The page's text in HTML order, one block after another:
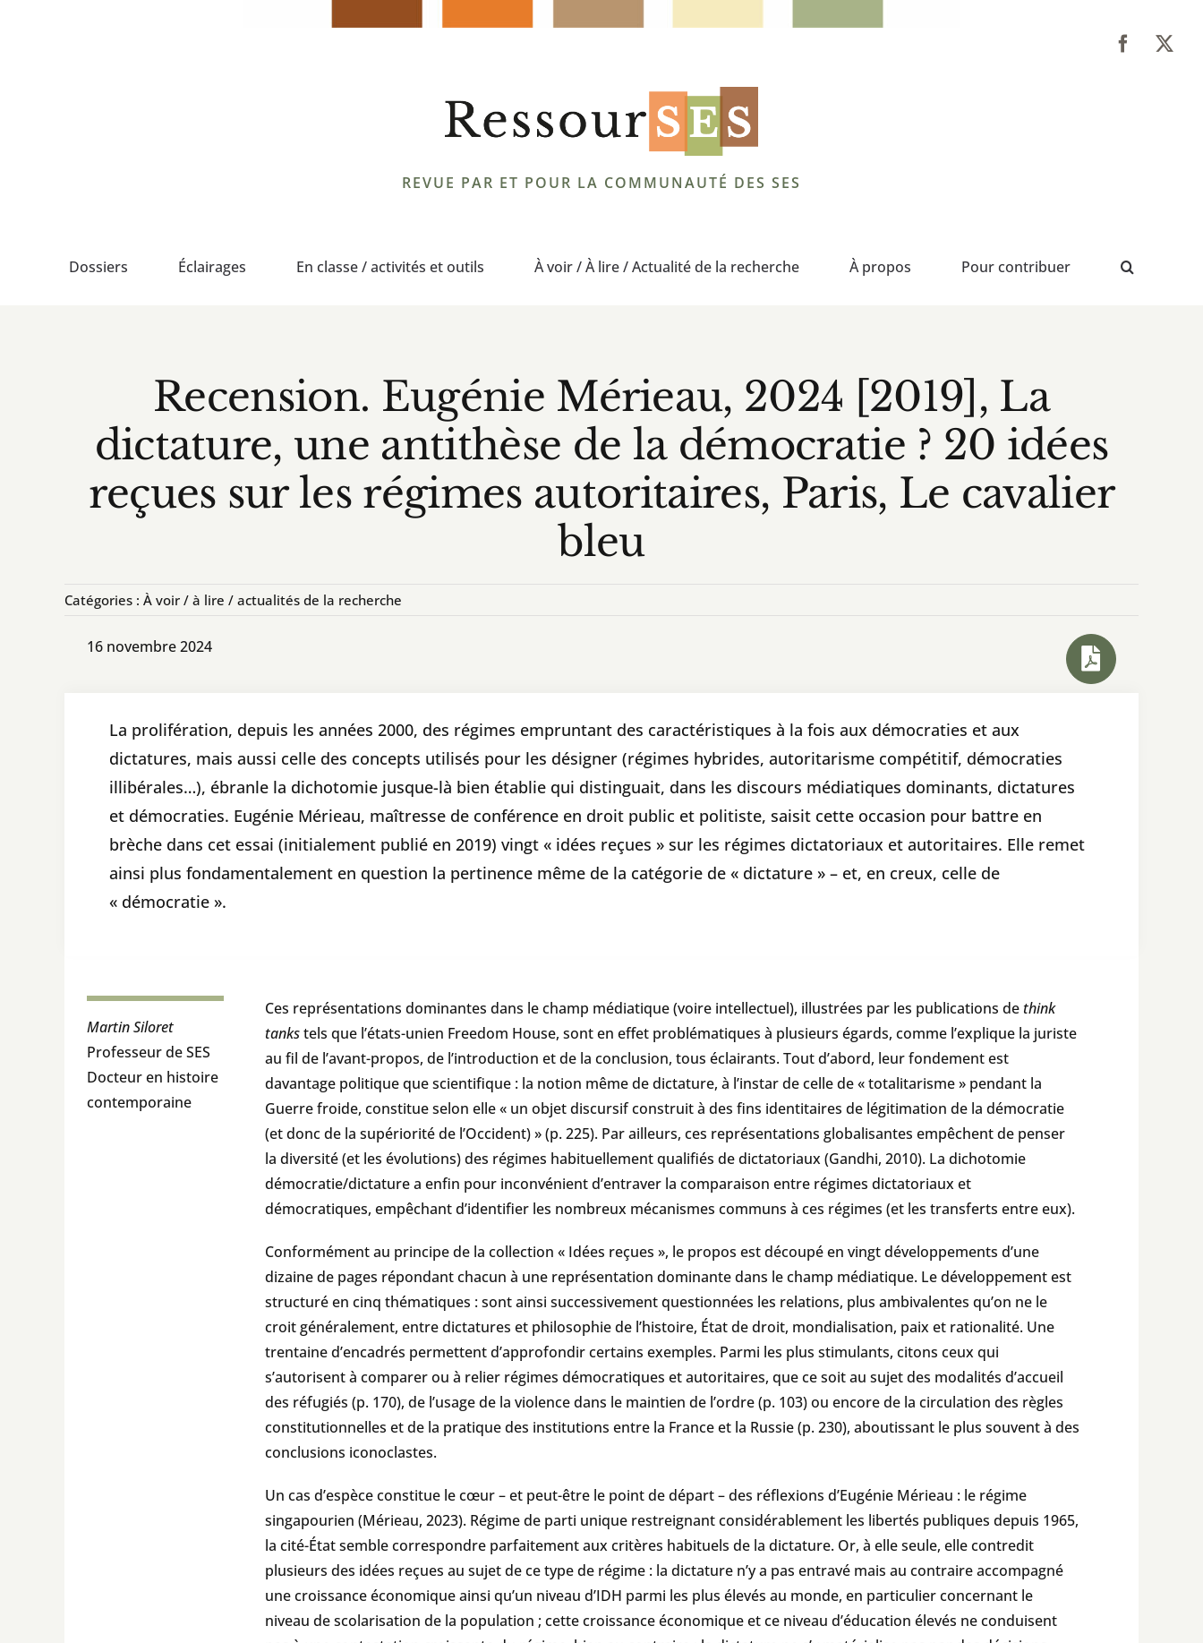
REVUE PAR ET POUR LA COMMUNAUTÉ DES SES
Dossiers Éclairages En classe / activités et outils À voir / À lire / Actualité de la recherche À propos Pour contribuer
Recension. Eugénie Mérieau, 2024 [2019], La
dictature, une antithèse de la démocratie ? 20 idées
reçues sur les régimes autoritaires, Paris, Le cavalier
bleu
Catégories : À voir / à lire / actualités de la recherche
16 novembre 2024
La prolifération, depuis les années 2000, des régimes empruntant des caractéristiques à la fois aux démocraties et aux
dictatures, mais aussi celle des concepts utilisés pour les désigner (régimes hybrides, autoritarisme compétitif, démocraties
illibérales…), ébranle la dichotomie jusque-là bien établie qui distinguait, dans les discours médiatiques dominants, dictatures
et démocraties. Eugénie Mérieau, maîtresse de conférence en droit public et politiste, saisit cette occasion pour battre en
brèche dans cet essai (initialement publié en 2019) vingt « idées reçues » sur les régimes dictatoriaux et autoritaires. Elle remet
ainsi plus fondamentalement en question la pertinence même de la catégorie de « dictature » – et, en creux, celle de
« démocratie ».
Martin Siloret
Professeur de SES
Docteur en histoire
contemporaine
Ces représentations dominantes dans le champ médiatique (voire intellectuel), illustrées par les publications de think
tankstels que l’états-unien Freedom House, sont en effet problématiques à plusieurs égards, comme l’explique la juriste
au fil de l’avant-propos, de l’introduction et de la conclusion, tous éclairants. Tout d’abord, leur fondement est
davantage politique que scientifique : la notion même de dictature, à l’instar de celle de « totalitarisme » pendant la
Guerre froide, constitue selon elle « un objet discursif construit à des fins identitaires de légitimation de la démocratie
(et donc de la supériorité de l’Occident) » (p. 225). Par ailleurs, ces représentations globalisantes empêchent de penser
la diversité (et les évolutions) des régimes habituellement qualifiés de dictatoriaux (Gandhi, 2010). La dichotomie
démocratie/dictature a enfin pour inconvénient d’entraver la comparaison entre régimes dictatoriaux et
démocratiques, empêchant d’identifier les nombreux mécanismes communs à ces régimes (et les transferts entre eux).
Conformément au principe de la collection « Idées reçues », le propos est découpé en vingt développements d’une
dizaine de pages répondant chacun à une représentation dominante dans le champ médiatique. Le développement est
structuré en cinq thématiques : sont ainsi successivement questionnées les relations, plus ambivalentes qu’on ne le
croit généralement, entre dictatures et philosophie de l’histoire, État de droit, mondialisation, paix et rationalité. Une
trentaine d’encadrés permettent d’approfondir certains exemples. Parmi les plus stimulants, citons ceux qui
s’autorisent à comparer ou à relier régimes démocratiques et autoritaires, que ce soit au sujet des modalités d’accueil
des réfugiés (p. 170), de l’usage de la violence dans le maintien de l’ordre (p. 103) ou encore de la circulation des règles
constitutionnelles et de la pratique des institutions entre la France et la Russie (p. 230), aboutissant le plus souvent à des
conclusions iconoclastes.
Un cas d’espèce constitue le cœur – et peut-être le point de départ – des réflexions d’Eugénie Mérieau : le régime
singapourien (Mérieau, 2023). Régime de parti unique restreignant considérablement les libertés publiques depuis 1965,
la cité-État semble correspondre parfaitement aux critères habituels de la dictature. Or, à elle seule, elle contredit
plusieurs des idées reçues au sujet de ce type de régime : la dictature n’y a pas entravé mais au contraire accompagné
une croissance économique ainsi qu’un niveau d’IDH parmi les plus élevés au monde, en particulier concernant le
niveau de scolarisation de la population ; cette croissance économique et ce niveau d’éducation élevés ne conduisent